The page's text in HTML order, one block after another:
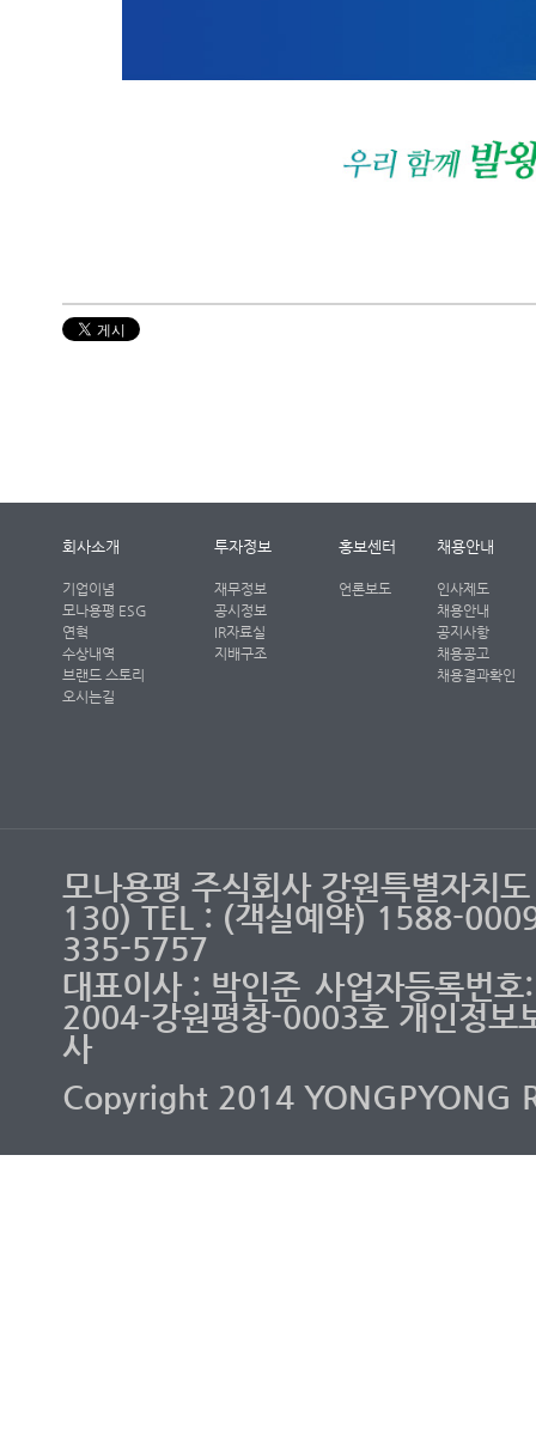
회사소개
기업이념
모나용평 ESG
연혁
수상내역
브랜드 스토리
오시는길
투자정보
재무정보
공시정보
IR자료실
지배구조
홍보센터
언론보도
채용안내
인사제도
채용안내
공지사항
채용공고
채용결과확인
모나용평 주식회사 강원특별자치
130) TEL : (객실예약) 1588-
335-5757
대표이사 : 박인준 사업자등록번
2004-강원평창-0003호 개인정보
사
Copyright 2014 YONGPYONG